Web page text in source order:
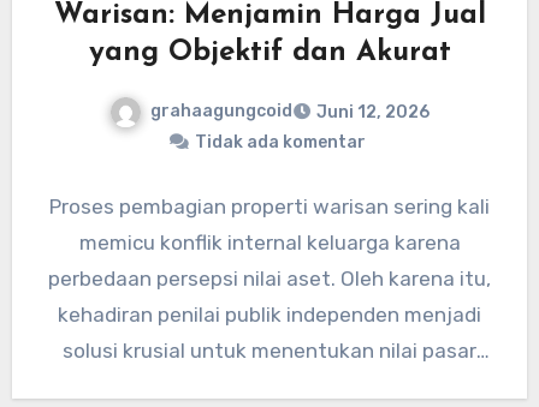
Warisan: Menjamin Harga Jual
yang Objektif dan Akurat
grahaagungcoid
Juni 12, 2026
Tidak ada komentar
Proses pembagian properti warisan sering kali
memicu konflik internal keluarga karena
perbedaan persepsi nilai aset. Oleh karena itu,
kehadiran penilai publik independen menjadi
solusi krusial untuk menentukan nilai pasar